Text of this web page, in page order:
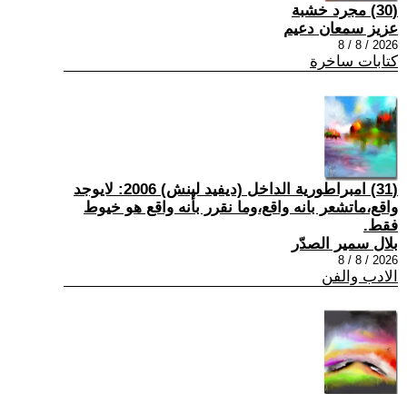
(30) مجرد خشبة
عزيز سمعان دعيم
2026 / 8 / 8
كتابات ساخرة
(31) امبراطورية الداخل (ديفيد لينش) 2006: لايوجد
واقع،ماتشعر بانه واقع،وما نقرر بأنه واقع هو خيوط
فقط.
بلال سمير الصدّر
2026 / 8 / 8
الادب والفن